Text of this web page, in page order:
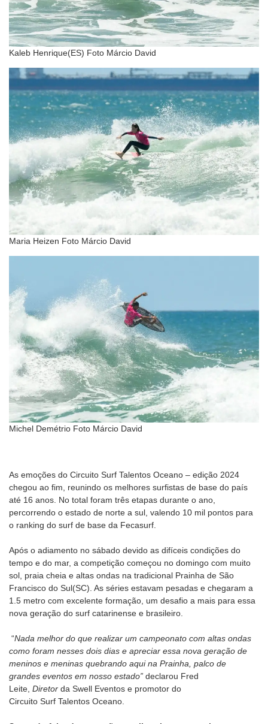
Kaleb Henrique(ES) Foto Márcio David
Maria Heizen Foto Márcio David
Michel Demétrio Foto Márcio David
As emoções do Circuito Surf Talentos Oceano – edição 2024
chegou ao fim, reunindo os melhores surfistas de base do país
até 16 anos. No total foram três etapas durante o ano,
percorrendo o estado de norte a sul, valendo 10 mil pontos para
o ranking do surf de base da Fecasurf.
Após o adiamento no sábado devido as difíceis condições do
tempo e do mar, a competição começou no domingo com muito
sol, praia cheia e altas ondas na tradicional Prainha de São
Francisco do Sul(SC). As séries estavam pesadas e chegaram a
1.5 metro com excelente formação, um desafio a mais para essa
nova geração do surf catarinense e brasileiro.
“Nada melhor do que realizar um campeonato com altas ondas
como foram nesses dois dias e apreciar essa nova geração de
meninos e meninas quebrando aqui na Prainha, palco de
grandes eventos em nosso estado” declarou Fred
Leite, Diretor da Swell Eventos e promotor do
Circuito Surf Talentos Oceano.